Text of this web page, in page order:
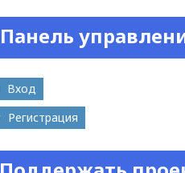
Панель
Вход
Регистрация